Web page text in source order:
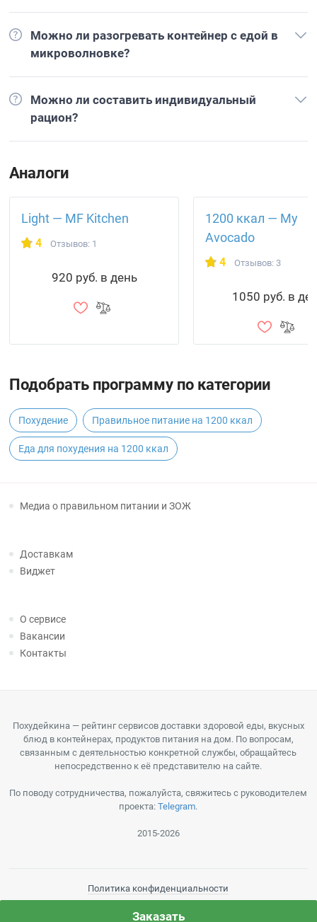
Можно ли разогревать контейнер с едой в
микроволновке?
Можно ли составить индивидуальный
рацион?
Аналоги
Light — MF Kitchen
4 Отзывов: 1
920 руб. в день
1200 ккал — My
Avocado
4 Отзывов: 3
1050 руб. в
Подобрать программу по категории
Похудение Правильное питание на 1200 ккал
Еда для похудения на 1200 ккал
Заказать
Медиа о правильном питании и ЗОЖ
Доставкам
Виджет
О сервисе
Вакансии
Контакты
Похудейкина — рейтинг сервисов доставки здоровой еды, вкусных
блюд в контейнерах, продуктов питания на дом. По вопросам,
связанным с деятельностью конкретной службы, обращайтесь
непосредственно к её представителю на сайте.
По поводу сотрудничества, пожалуйста, свяжитесь с руководителем
проекта:Telegram.
2015-2026
Политика конфиденциальности
Пользовательское соглашение